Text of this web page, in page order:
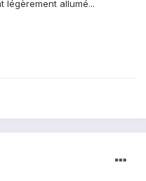
légèrement allumé...